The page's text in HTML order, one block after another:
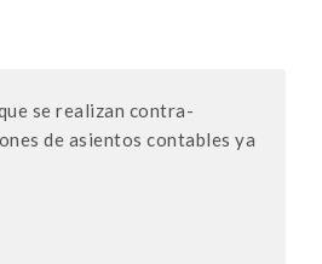
se realizan contra-
de asientos contables ya